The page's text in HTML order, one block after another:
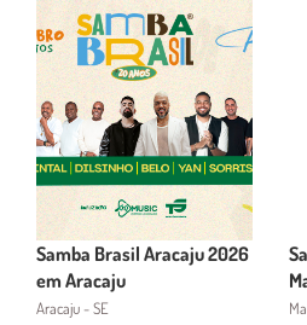
Samba Brasil Aracaju 2026
em Aracaju
Aracaju - SE